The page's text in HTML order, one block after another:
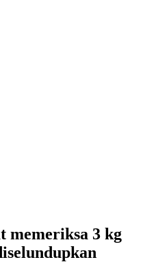
memeriksa 3 kg